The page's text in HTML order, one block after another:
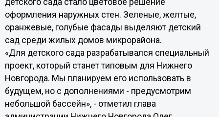
детского сада стало цветовое решение
оформления наружных стен. Зеленые, желтые,
оранжевые, голубые фасады выделяют детский
сад среди жилых домов микрорайона.
«Для детского сада разрабатывался специальный
проект, который станет типовым для Нижнего
Новгорода. Мы планируем его использовать в
будущем, но с дополнениями - предусмотрим
небольшой бассейн», - отметил глава